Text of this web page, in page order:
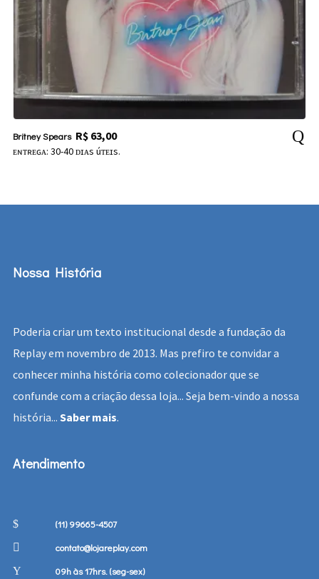
Britney Spears R$63,00
ᴇɴᴛʀᴇɢᴀ: 30-40 ᴅɪᴀs úᴛᴇɪs.
Nossa História
Poderia criar um texto institucional desde a fundação da
Replay em novembro de 2013. Mas prefiro te convidar a
conhecer minha história como colecionador que se
confunde com a criação dessa loja... Seja bem-vindo a nossa
história... Saber mais.
Atendimento
(11) 99665-4507
contato@lojareplay.com
09h às 17hrs. (seg-sex)